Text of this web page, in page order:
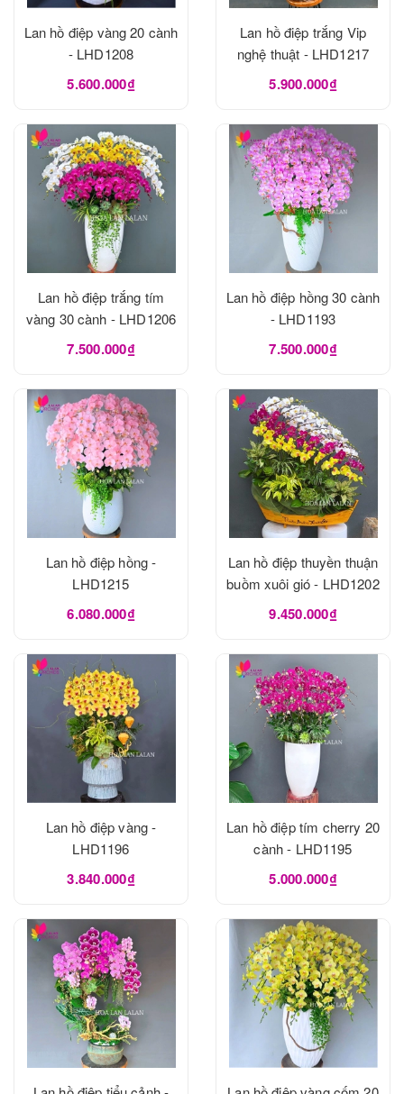
Lan hồ điệp vàng 20 cành
- LHD1208
5.600.000₫
Lan hồ điệp trắng Vip
nghệ thuật - LHD1217
5.900.000₫
Lan hồ điệp trắng tím
vàng 30 cành - LHD1206
7.500.000₫
Lan hồ điệp hồng 30 cành
- LHD1193
7.500.000₫
Lan hồ điệp hồng -
LHD1215
6.080.000₫
Lan hồ điệp thuyền thuận
buồm xuôi gió - LHD1202
9.450.000₫
Lan hồ điệp vàng -
LHD1196
3.840.000₫
Lan hồ điệp tím cherry 20
cành - LHD1195
5.000.000₫